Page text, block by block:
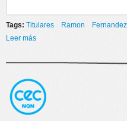
Tags: Titulares Ramon Fernandez
Leer más